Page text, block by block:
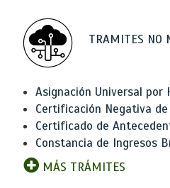
TRAMITES NO
Asignación Universal por
Certificación Negativa de
Certificado de
Constancia de Ingresos
MÁS TRÁMITES